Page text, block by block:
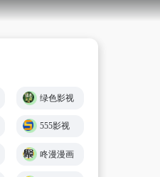
绿色影视
555影视
咚漫漫画